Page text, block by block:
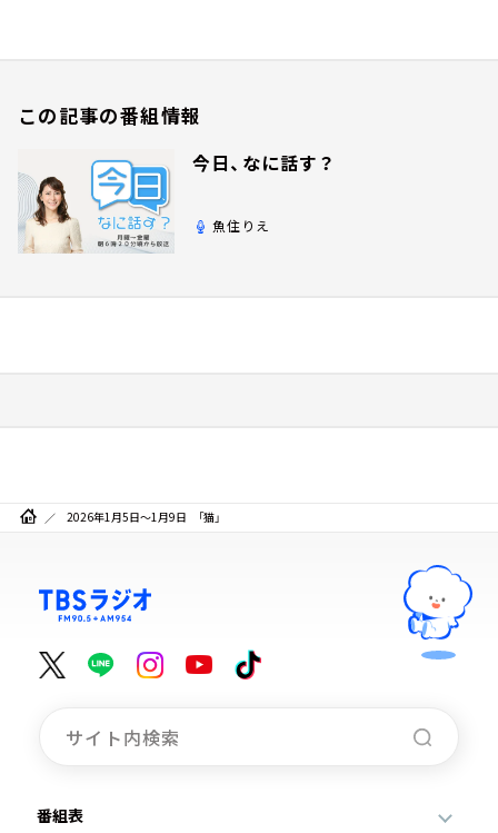
この記事の番組情報
今日、なに話す？
魚住りえ
2026年1月5日～1月9日 「猫」
番組表